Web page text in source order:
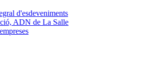
d'esdeveniments
ADN de La Salle